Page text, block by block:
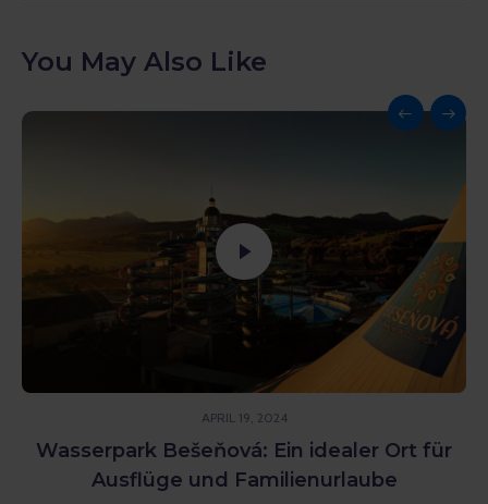
You May Also Like
APRIL 19, 2024
Wasserpark Bešeňová: Ein idealer Ort für
Ausflüge und Familienurlaube